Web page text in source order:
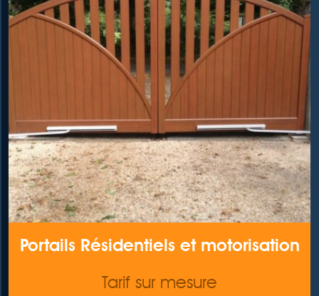
Portails Résidentiels et motorisation
Tarif sur mesure